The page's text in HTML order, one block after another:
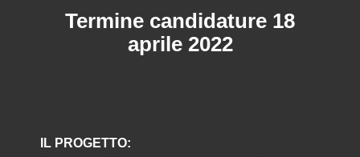
Termine candidature 18
aprile 2022
IL PROGETTO: